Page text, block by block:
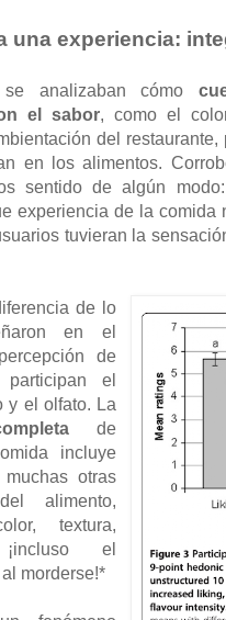
una experiencia:
analizaban cómo
el sabor, como el
del
en los alimentos.
sentido de algún
experiencia de la comida
tuvieran la
de lo
en el
de
el
y el olfato. La
de
incluye
otras
alimento,
textura,
¡incluso el
morderse!*